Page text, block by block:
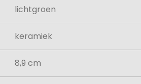
lichtgroen
keramiek
8,9 cm